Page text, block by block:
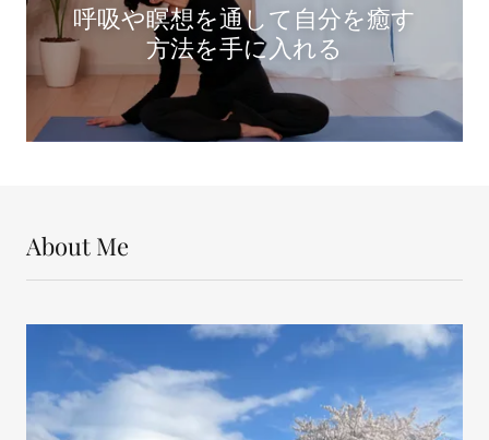
呼吸や瞑想を通して自分を癒す
方法を手に入れる
About Me